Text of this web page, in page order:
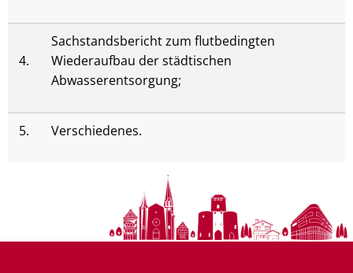
4.
Sachstandsbericht zum flutbedingten
Wiederaufbau der städtischen
Abwasserentsorgung;
5. Verschiedenes.